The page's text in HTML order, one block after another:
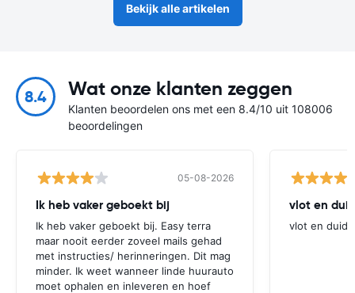
Bekijk alle artikelen
8.4 Wat onze klanten zeggen
Klanten beoordelen ons met een 8.4/10 uit 108006
beoordelingen
05-08-2026
Ik heb vaker geboekt bij
Ik heb vaker geboekt bij. Easy terra
maar nooit eerder zoveel mails gehad
met instructies/ herinneringen. Dit mag
minder. Ik weet wanneer linde huurauto
moet ophalen en inleveren en hoef
vlot en
vlot en